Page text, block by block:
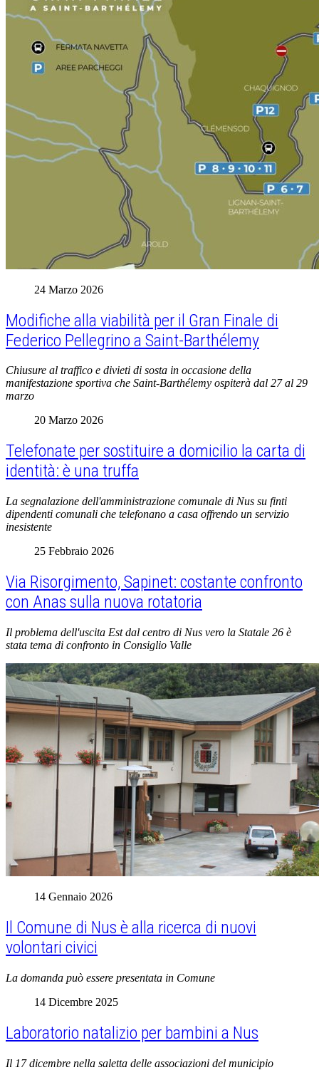
24 Marzo 2026
Modifiche alla viabilità per il Gran Finale di
Federico Pellegrino a Saint-Barthélemy
Chiusure al traffico e divieti di sosta in occasione della
manifestazione sportiva che Saint-Barthélemy ospiterà dal 27 al 29
marzo
20 Marzo 2026
Telefonate per sostituire a domicilio la carta di
identità: è una truffa
La segnalazione dell'amministrazione comunale di Nus su finti
dipendenti comunali che telefonano a casa offrendo un servizio
inesistente
25 Febbraio 2026
Via Risorgimento, Sapinet: costante confronto
con Anas sulla nuova rotatoria
Il problema dell'uscita Est dal centro di Nus vero la Statale 26 è
stata tema di confronto in Consiglio Valle
14 Gennaio 2026
Il Comune di Nus è alla ricerca di nuovi
volontari civici
La domanda può essere presentata in Comune
14 Dicembre 2025
Laboratorio natalizio per bambini a Nus
Il 17 dicembre nella saletta delle associazioni del municipio